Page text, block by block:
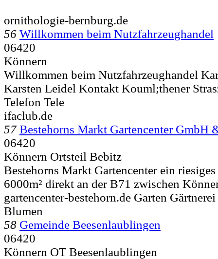
ornithologie-bernburg.de
56 Willkommen beim Nutzfahrzeughandel
06420
Könnern
Willkommen beim Nutzfahrzeughandel
Karsten Leidel Kontakt Kouml;thener
Telefon Tele
ifaclub.de
57 Bestehorns Markt Gartencenter GmbH
06420
Könnern Ortsteil Bebitz
Bestehorns Markt Gartencenter ein
6000m² direkt an der B71 zwischen
gartencenter-bestehorn.de Garten
Blumen
58 Gemeinde Beesenlaublingen
06420
Könnern OT Beesenlaublingen